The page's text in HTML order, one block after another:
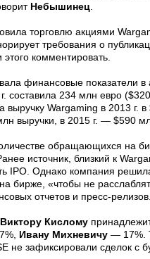
Небышинец
торговлю акциями
требования о
комментировать.
финансовые показатели в
г. составила 234 млн евро
Wargaming в 2013 г.
выручки, в 2015 г. — $590
обращающихся на
источник, близкий к
IPO. Однако компания
бирже, «чтобы не
отчетов и пресс-релизов.
Виктору Кислому
Ивану Михневичу — 17%.
не зафиксировали сделок с